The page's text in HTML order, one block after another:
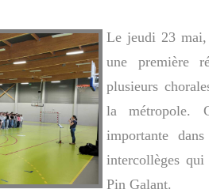
Le jeudi 23
une première
plusieurs
la métropole.
importante
intercollèges
Pin Galant.